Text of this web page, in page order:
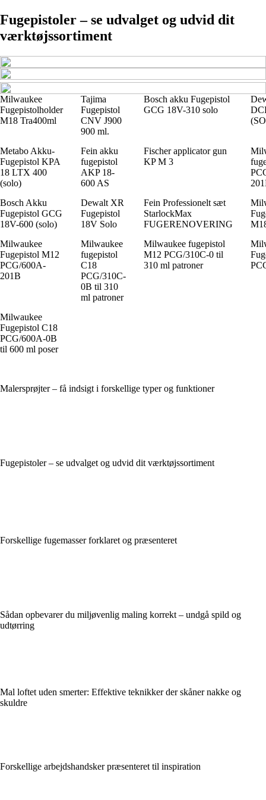
Fugepistoler – se udvalget og udvid dit
værktøjssortiment
Milwaukee
Fugepistolholder
M18 Tra400ml
Tajima
Fugepistol
CNV J900
900 ml.
Bosch akku Fugepistol
GCG 18V-310 solo
Metabo Akku-
Fugepistol KPA
18 LTX 400
(solo)
Fein akku
fugepistol
AKP 18-
600 AS
Fischer applicator gun
KP M 3
Bosch Akku
Fugepistol GCG
18V-600 (solo)
Dewalt XR
Fugepistol
18V Solo
Fein Professionelt sæt
StarlockMax
FUGERENOVERING
Milwaukee
Fugepistol M12
PCG/600A-
201B
Milwaukee
fugepistol
C18
PCG/310C-
0B til 310
ml patroner
Milwaukee fugepistol
M12 PCG/310C-0 til
310 ml patroner
Milwaukee
Fugepistol C18
PCG/600A-0B
til 600 ml poser
Malersprøjter – få indsigt i forskellige typer og funktioner
Fugepistoler – se udvalget og udvid dit værktøjssortiment
Forskellige fugemasser forklaret og præsenteret
Sådan opbevarer du miljøvenlig maling korrekt – undgå spild og
udtørring
Mal loftet uden smerter: Effektive teknikker der skåner nakke og
skuldre
Forskellige arbejdshandsker præsenteret til inspiration